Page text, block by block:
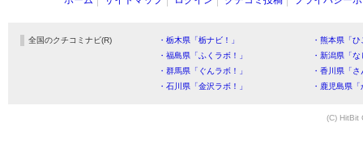
全国のクチコミナビ(R) ・栃木県「栃ナビ！」
・熊本県「
・福島県「ふくラボ！」
・新潟県「
・群馬県「ぐんラボ！」
・香川県「
・石川県「金沢ラボ！」
・鹿児島県
(C) HitBit